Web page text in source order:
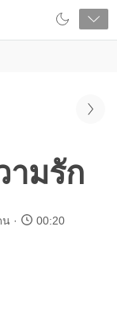
มรัก
น 00:20